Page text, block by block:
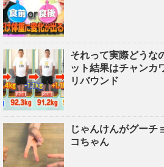
それって実際どうな
ット結果はチャンカ
リバウンド
じゃんけんがグーチ
コちゃん